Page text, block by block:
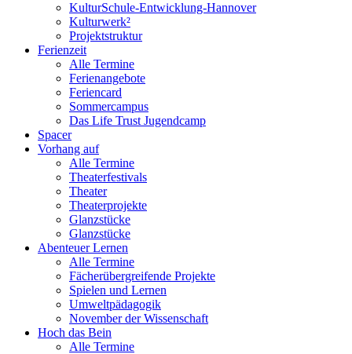
KulturSchule-Entwicklung-Hannover
Kulturwerk²
Projektstruktur
Ferienzeit
Alle Termine
Ferienangebote
Feriencard
Sommercampus
Das Life Trust Jugendcamp
Spacer
Vorhang auf
Alle Termine
Theaterfestivals
Theater
Theaterprojekte
Glanzstücke
Glanzstücke
Abenteuer Lernen
Alle Termine
Fächerübergreifende Projekte
Spielen und Lernen
Umweltpädagogik
November der Wissenschaft
Hoch das Bein
Alle Termine